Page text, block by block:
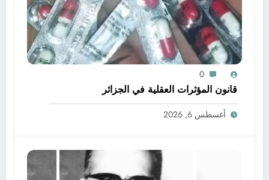
0
قانون المؤثرات العقلية في الجزائر
أغسطس 6, 2026